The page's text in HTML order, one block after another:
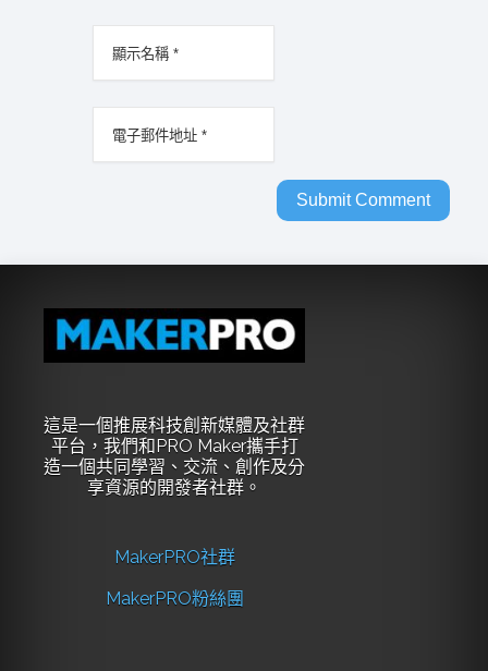
這是一個推展科技創新媒體及社群
平台，我們和PRO Maker攜手打
造一個共同學習、交流、創作及分
享資源的開發者社群。
MakerPRO社群
MakerPRO粉絲團